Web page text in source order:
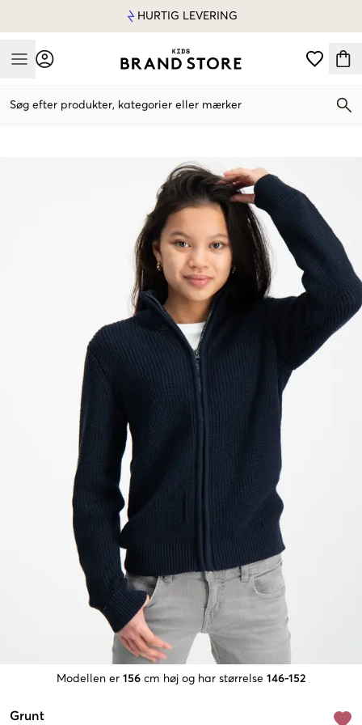
HURTIG LEVERING
Mobile Menu
Søg efter produkter, kategorier eller mærker
Modellen er 156 cm høj og har størrelse 146-152
Grunt